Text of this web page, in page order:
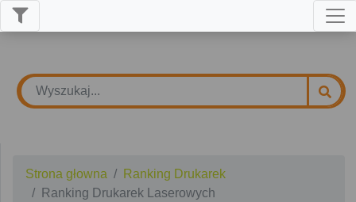
Strona głowna
Ranking Drukarek
Ranking Drukarek Laserowych